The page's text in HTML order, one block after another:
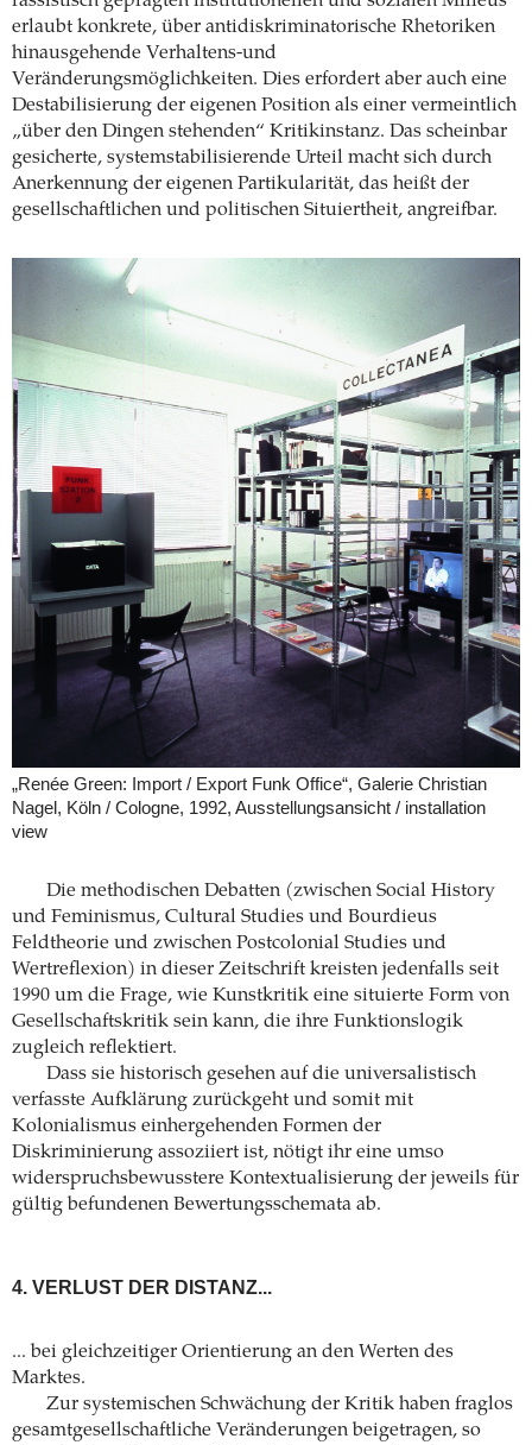
erlaubt konkrete, über antidiskriminatorische Rhetoriken
hinausgehende Verhaltens-und
Veränderungsmöglichkeiten. Dies erfordert aber auch eine
Destabilisierung der eigenen Position als einer vermeintlich
„über den Dingen stehenden“ Kritikinstanz. Das scheinbar
gesicherte, systemstabilisierende Urteil macht sich durch
Anerkennung der eigenen Partikularität, das heißt der
gesellschaftlichen und politischen Situiertheit, angreifbar.
„Renée Green: Import / Export Funk Office“, Galerie Christian
Nagel, Köln / Cologne, 1992, Ausstellungsansicht / installation
view
Die methodischen Debatten (zwischen Social History
und Feminismus, Cultural Studies und Bourdieus
Feldtheorie und zwischen Postcolonial Studies und
Wertreflexion) in dieser Zeitschrift kreisten jedenfalls seit
1990 um die Frage, wie Kunstkritik eine situierte Form von
Gesellschaftskritik sein kann, die ihre Funktionslogik
zugleich reflektiert.
Dass sie historisch gesehen auf die universalistisch
verfasste Aufklärung zurückgeht und somit mit
Kolonialismus einhergehenden Formen der
Diskriminierung assoziiert ist, nötigt ihr eine umso
widerspruchsbewusstere Kontextualisierung der jeweils für
gültig befundenen Bewertungsschemata ab.
4. VERLUST DER DISTANZ...
... bei gleichzeitiger Orientierung an den Werten des
Marktes.
Zur systemischen Schwächung der Kritik haben fraglos
gesamtgesellschaftliche Veränderungen beigetragen, so